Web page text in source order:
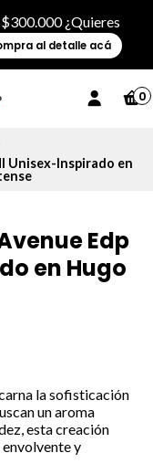
¿Quieres
al detalle acá
0
Unisex-Inspirado en
Edp
en Hugo
la sofisticación
un aroma
esta creación
y